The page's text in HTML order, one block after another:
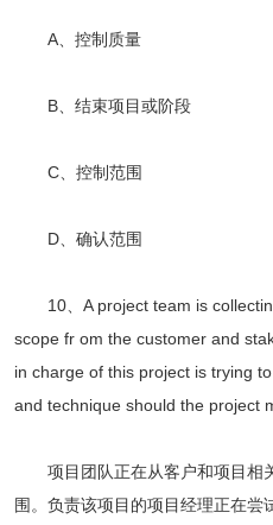
A、控制质量
B、结束项目或阶段
C、控制范围
D、确认范围
10、A project team is
scope fr om the customer and
in charge of this project is trying
and technique should the project
项目团队正在从客户和项目相
围。负责该项目的项目经理正在尝